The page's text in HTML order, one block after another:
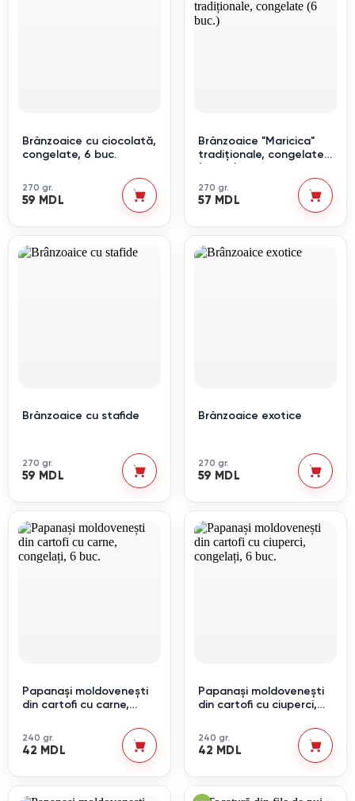
Brânzoaice cu ciocolată,
congelate, 6 buc.
270 gr.
59 MDL
Brânzoaice "Maricica"
tradiționale, congelate
270 gr.
57 MDL
Brânzoaice cu stafide
270 gr.
59 MDL
Brânzoaice exotice
270 gr.
59 MDL
Papanași moldovenești
din cartofi cu carne,
240 gr.
42 MDL
Papanași moldovenești
din cartofi cu ciuperci,
240 gr.
42 MDL